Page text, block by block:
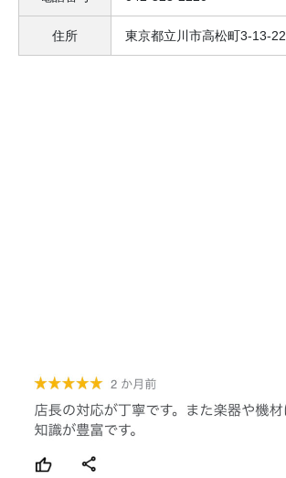
住所 東京都立川市高松町3-13-22